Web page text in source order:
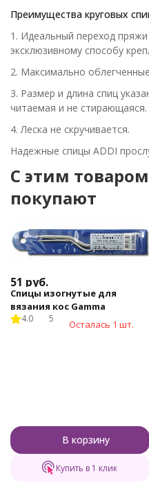
Преимущества круговых
1. Идеальный переход
эксклюзивному способу
2. Максимально
3. Размер и длина спиц
читаемая и не стирающаяся.
4. Леска не скручивается.
Надежные спицы ADDI
C этим
покупают
51 руб.
Спицы изогнутые для
вязания кос Gamma
4.0 5 Осталась 1 шт.
В корзину
Купить в 1 клик